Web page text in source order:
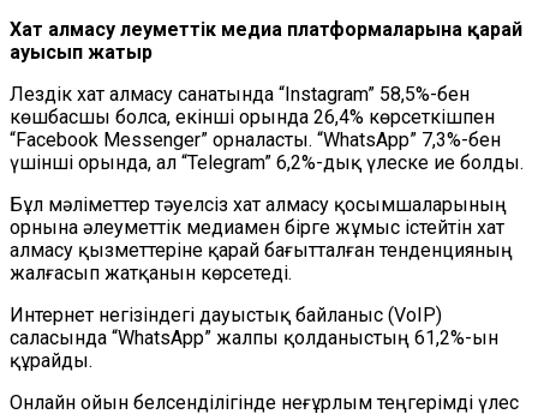
Хат алмасу әлеуметтік медиа платформаларына қарай
ауысып жатыр
Лездік хат алмасу санатында “Instagram” 58,5%-бен
көшбасшы болса, екінші орында 26,4% көрсеткішпен
“Facebook Messenger” орналасты. “WhatsApp” 7,3%-бен
үшінші орында, ал “Telegram” 6,2%-дық үлеске ие болды.
Бұл мәліметтер тәуелсіз хат алмасу қосымшаларының
орнына әлеуметтік медиамен бірге жұмыс істейтін хат
алмасу қызметтеріне қарай бағытталған тенденцияның
жалғасып жатқанын көрсетеді.
Интернет негізіндегі дауыстық байланыс (VoIP)
саласында “WhatsApp” жалпы қолданыстың 61,2%-ын
құрайды.
Онлайн ойын белсенділігінде неғұрлым теңгерімді үлес